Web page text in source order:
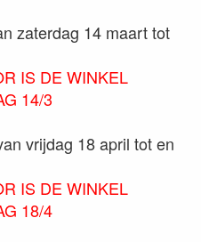
zaterdag 14 maart tot
IS DE WINKEL
14/3
vrijdag 18 april tot en
IS DE WINKEL
18/4